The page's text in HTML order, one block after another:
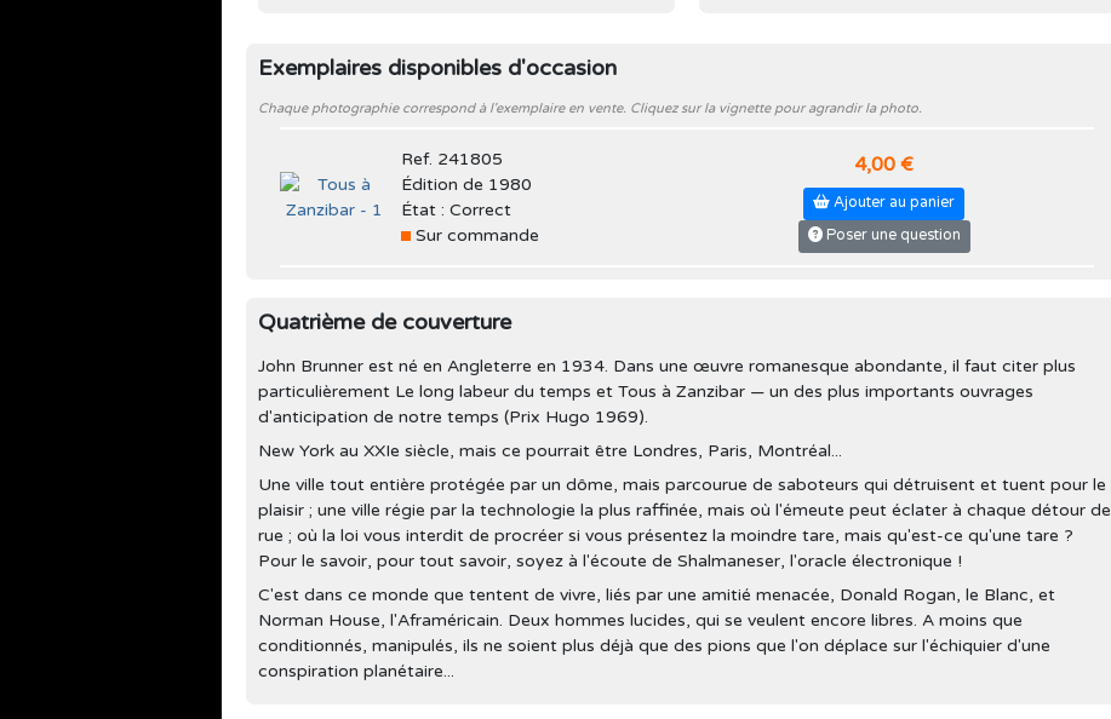
Exemplaires disponibles d'occasion
Chaque photographie correspond à l'exemplaire en vente. Cliquez sur la vignette pour agrandir la photo.
Ref. 241805
Édition de 1980
État : Correct
Sur commande
4,00 €
Ajouter au panier
Poser une question
Quatrième de couverture
John Brunner est né en Angleterre en 1934. Dans une œuvre romanesque abondante, il faut citer plus
particulièrement Le long labeur du temps et Tous à Zanzibar — un des plus importants ouvrages
d'anticipation de notre temps (Prix Hugo 1969).
New York au XXIe siècle, mais ce pourrait être Londres, Paris, Montréal...
Une ville tout entière protégée par un dôme, mais parcourue de saboteurs qui détruisent et tuent pour le
plaisir ; une ville régie par la technologie la plus raffinée, mais où l'émeute peut éclater à chaque détour de
rue ; où la loi vous interdit de procréer si vous présentez la moindre tare, mais qu'est-ce qu'une tare ?
Pour le savoir, pour tout savoir, soyez à l'écoute de Shalmaneser, l'oracle électronique !
C'est dans ce monde que tentent de vivre, liés par une amitié menacée, Donald Rogan, le Blanc, et
Norman House, l'Aframéricain. Deux hommes lucides, qui se veulent encore libres. A moins que
conditionnés, manipulés, ils ne soient plus déjà que des pions que l'on déplace sur l'échiquier d'une
conspiration planétaire...